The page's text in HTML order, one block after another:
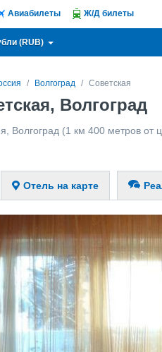
Авиабилеты Ж/Д билеты
(RUB)
Волгоград Советская
Волгоград
Волгоград (1 км 400 метров от
Отель на карте